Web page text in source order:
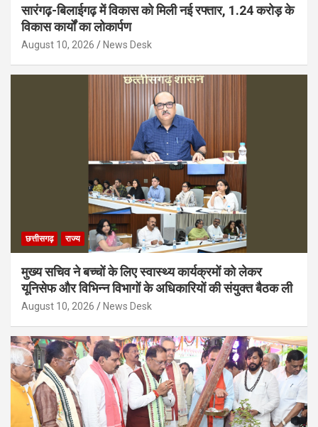
सारंगढ़-बिलाईगढ़ में विकास को मिली नई रफ्तार, 1.24 करोड़ के
विकास कार्यों का लोकार्पण
August 10, 2026 News Desk
छत्तीसगढ़ राज्य
मुख्य सचिव ने बच्चों के लिए स्वास्थ्य कार्यक्रमों को लेकर
यूनिसेफ और विभिन्न विभागों के अधिकारियों की संयुक्त बैठक ली
August 10, 2026 News Desk